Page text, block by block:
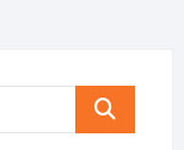
Search